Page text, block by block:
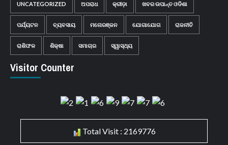
UNCATEGORIZED ଅପରାଧ କ୍ରୀଡ଼ା ଖବର ଉପାନ୍ତ ଓଡିଶା
ପର୍ଯ୍ୟଟନ ବ୍ୟବସାୟ ମନୋରଞ୍ଜନ ଯୋଗାଯୋଗ ରାଜନୀତି
ରାଶିଫଳ ଶିକ୍ଷା ସମାଚାର ସ୍ୱାସ୍ଥ୍ୟ
Visitor Counter
Total Visit : 2169776